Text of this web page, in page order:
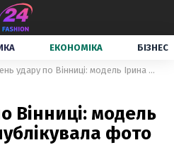
ЕКОНОМІКА БІЗНЕС
У день удару по Вінниці: модель Ірина Шейк опублікувала фото з буквою "Z"
Вінниці: модель
фото